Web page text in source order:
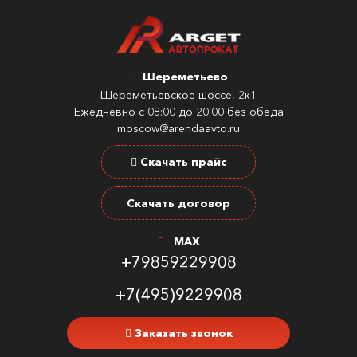
Шереметьево
Шереметьевское шоссе, 2к1
Ежедневно с 08:00 до 20:00 без обеда
moscow@arendaavto.ru
Скачать прайс
Скачать договор
MAX
+79859229908
+7(495)9229908
Заказать звонок